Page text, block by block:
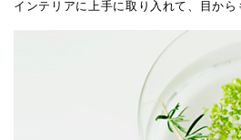
インテリアに上手に取り入れて、目から